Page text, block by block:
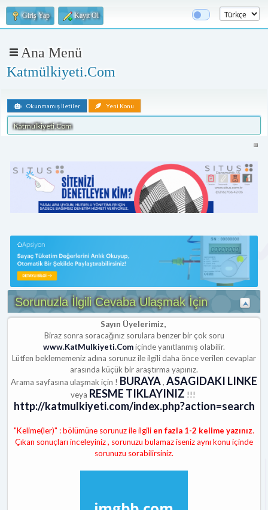
Giriş Yap Kayıt Ol
Ana Menü
Katmülkiyeti.Com
Okunmamış İletiler Yeni Konu
Katmülkiyeti.Com
Sorunuzla İlgili Cevaba Ulaşmak İçin
Sayın Üyelerimiz,
Biraz sonra soracağınız sorulara benzer bir çok soru
www.KatMulkiyeti.Comiçinde yanıtlanmış olabilir.
Lütfen beklememeniz adına sorunuz ile ilgili daha önce verilen cevaplar
arasında küçük bir araştırma yapınız.
Arama sayfasına ulaşmak için ! BURAYA, ASAGIDAKI LINKE
veya RESME TIKLAYINIZ !!!
http://katmulkiyeti.com/index.php?action=search
"Kelime(ler)" : bölümüne sorunuz ile ilgili en fazla 1-2 kelime yazınız.
Çıkan sonuçları inceleyiniz , sorunuzu bulamaz iseniz aynı konu içinde
sorunuzu sorabilirsiniz.